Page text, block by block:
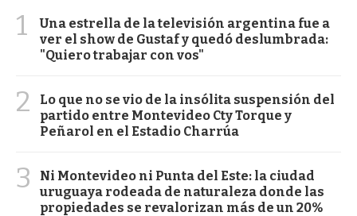
1
Una estrella de la televisión argentina fue a
ver el show de Gustaf y quedó deslumbrada:
"Quiero trabajar con vos"
2
Lo que no se vio de la insólita suspensión del
partido entre Montevideo Cty Torque y
Peñarol en el Estadio Charrúa
3
Ni Montevideo ni Punta del Este: la ciudad
uruguaya rodeada de naturaleza donde las
propiedades se revalorizan más de un 20%